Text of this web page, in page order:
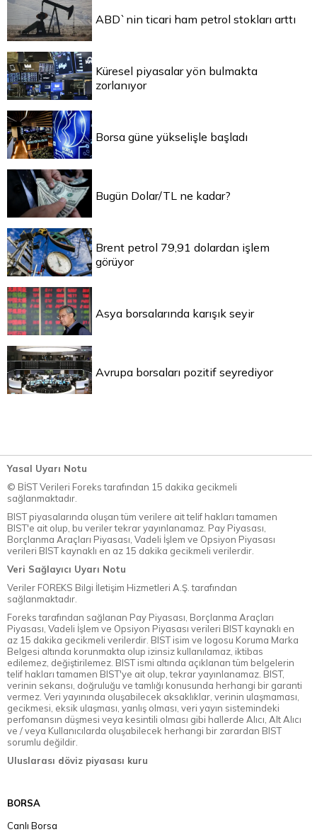
ABD`nin ticari ham petrol stokları arttı
Küresel piyasalar yön bulmakta
zorlanıyor
Borsa güne yükselişle başladı
Bugün Dolar/TL ne kadar?
Brent petrol 79,91 dolardan işlem
görüyor
Asya borsalarında karışık seyir
Avrupa borsaları pozitif seyrediyor
Yasal Uyarı Notu
© BİST Verileri Foreks tarafından 15 dakika gecikmeli
sağlanmaktadır.
BIST piyasalarında oluşan tüm verilere ait telif hakları tamamen
BIST'e ait olup, bu veriler tekrar yayınlanamaz. Pay Piyasası,
Borçlanma Araçları Piyasası, Vadeli İşlem ve Opsiyon Piyasası
verileri BIST kaynaklı en az 15 dakika gecikmeli verilerdir.
Veri Sağlayıcı Uyarı Notu
Veriler FOREKS Bilgi İletişim Hizmetleri A.Ş. tarafından
sağlanmaktadır.
Foreks tarafından sağlanan Pay Piyasası, Borçlanma Araçları
Piyasası, Vadeli İşlem ve Opsiyon Piyasası verileri BIST kaynaklı en
az 15 dakika gecikmeli verilerdir. BIST isim ve logosu Koruma Marka
Belgesi altında korunmakta olup izinsiz kullanılamaz, iktibas
edilemez, değiştirilemez. BIST ismi altında açıklanan tüm belgelerin
telif hakları tamamen BIST'ye ait olup, tekrar yayınlanamaz. BIST,
verinin sekansı, doğruluğu ve tamlığı konusunda herhangi bir garanti
vermez. Veri yayınında oluşabilecek aksaklıklar, verinin ulaşmaması,
gecikmesi, eksik ulaşması, yanlış olması, veri yayın sistemindeki
perfomansın düşmesi veya kesintili olması gibi hallerde Alıcı, Alt Alıcı
ve / veya Kullanıcılarda oluşabilecek herhangi bir zarardan BIST
sorumlu değildir.
Uluslarası döviz piyasası kuru
BORSA
Canlı Borsa